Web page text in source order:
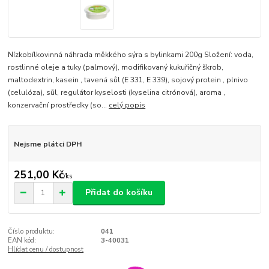
Nízkobílkovinná náhrada měkkého sýra s bylinkami 200g Složení: voda,
rostlinné oleje a tuky (palmový), modifikovaný kukuřičný škrob,
maltodextrin, kasein , tavená sůl (E 331, E 339), sojový protein , plnivo
(celulóza), sůl, regulátor kyselosti (kyselina citrónová), aroma ,
konzervační prostředky (so... celý popis
Nejsme plátci DPH
251,00 Kč/ks
Přidat do košíku
Číslo produktu:
041
EAN kód:
3-40031
Hlídat cenu / dostupnost